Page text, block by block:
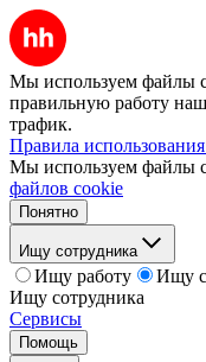
Мы используем файлы
правильную работу
трафик.
Правила
Мы используем файлы
файлов cookie
Понятно
Ищу сотрудника
Ищу работу
Ищу
Ищу сотрудника
Сервисы
Помощь